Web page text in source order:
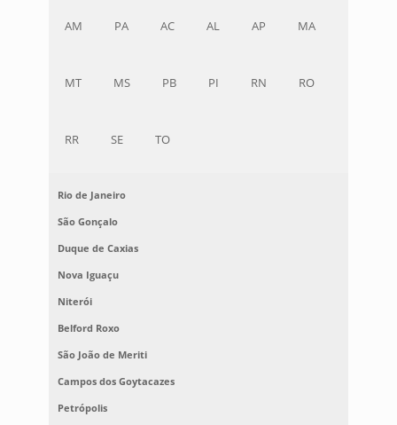
AM PA AC AL AP MA
MT MS PB PI RN RO
RR SE TO
Rio de Janeiro
São Gonçalo
Duque de Caxias
Nova Iguaçu
Niterói
Belford Roxo
São João de Meriti
Campos dos Goytacazes
Petrópolis